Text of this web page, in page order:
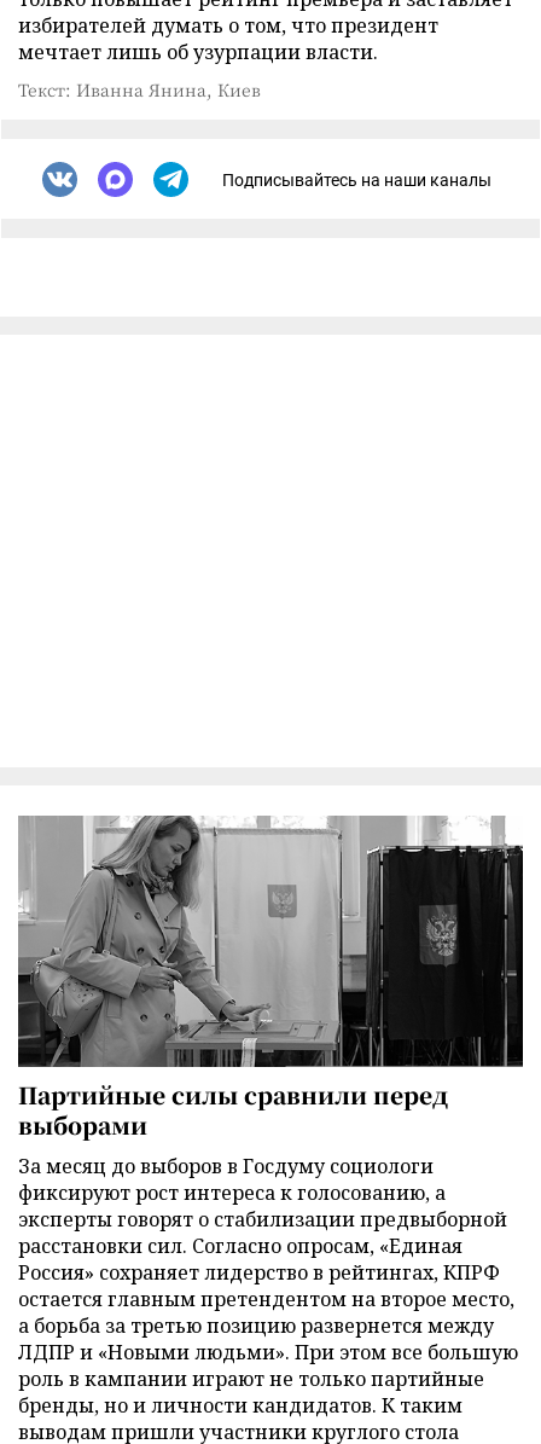
избирателей думать о том, что президент
мечтает лишь об узурпации власти.
Текст: Иванна Янина, Киев
Подписывайтесь на наши каналы
Партийные силы сравнили перед
выборами
За месяц до выборов в Госдуму социологи
фиксируют рост интереса к голосованию, а
эксперты говорят о стабилизации предвыборной
расстановки сил. Согласно опросам, «Единая
Россия» сохраняет лидерство в рейтингах, КПРФ
остается главным претендентом на второе место,
а борьба за третью позицию развернется между
ЛДПР и «Новыми людьми». При этом все большую
роль в кампании играют не только партийные
бренды, но и личности кандидатов. К таким
выводам пришли участники круглого стола